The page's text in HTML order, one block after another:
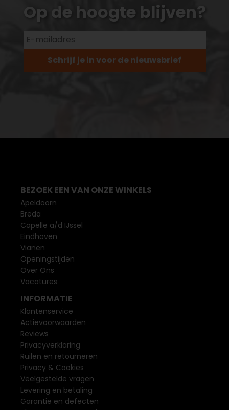
Op de hoogte blijven?
Schrijf je in voor de nieuwsbrief
BEZOEK EEN VAN ONZE WINKELS
Apeldoorn
Breda
Capelle a/d IJssel
Eindhoven
Vianen
Openingstijden
Over Ons
Vacatures
INFORMATIE
Klantenservice
Actievoorwaarden
Reviews
Privacyverklaring
Ruilen en retourneren
Privacy & Cookies
Veelgestelde vragen
Levering en betaling
Garantie en defecten